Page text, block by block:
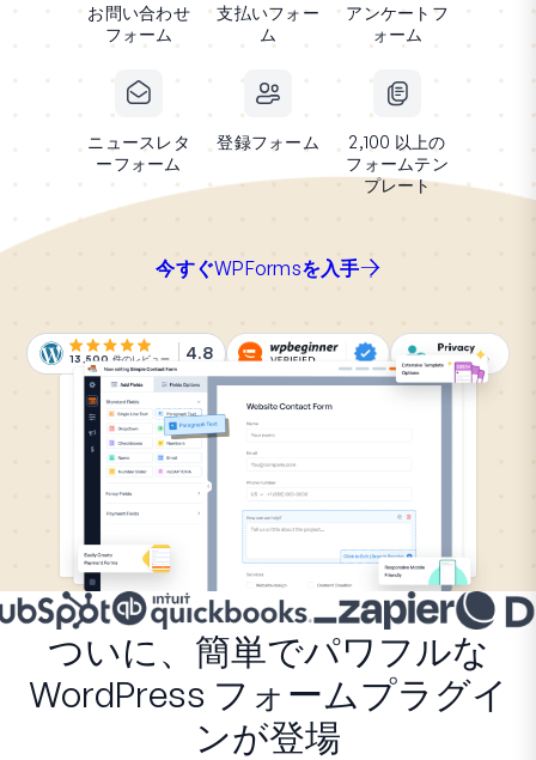
お問い合わせ
フォーム
支払いフォー
ム
アンケートフ
ォーム
ニュースレタ
ーフォーム
登録フォーム
2,100 以上の
フォームテン
プレート
今すぐWPFormsを入手
13,500 件のレビュー 4.8
ついに、簡単でパワフルな
WordPress フォームプラグイ
ンが登場